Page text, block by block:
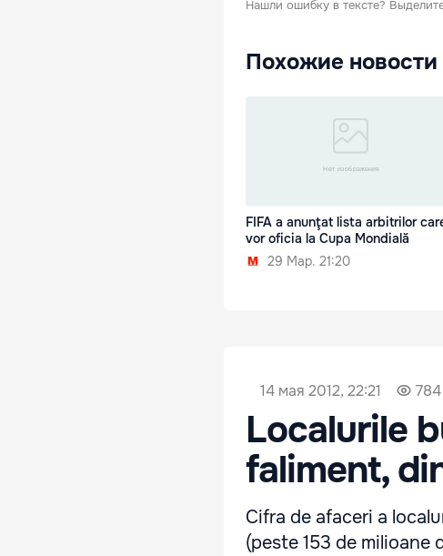
Нашли ошибку в тексте?
Похожие новости
FIFA a anunţat lista arbitrilor
vor oficia la Cupa Mondială
29 Мар. 21:20
14 мая 2012, 22:21 784
Localurile
faliment,
Cifra de afaceri a
(peste 153 de